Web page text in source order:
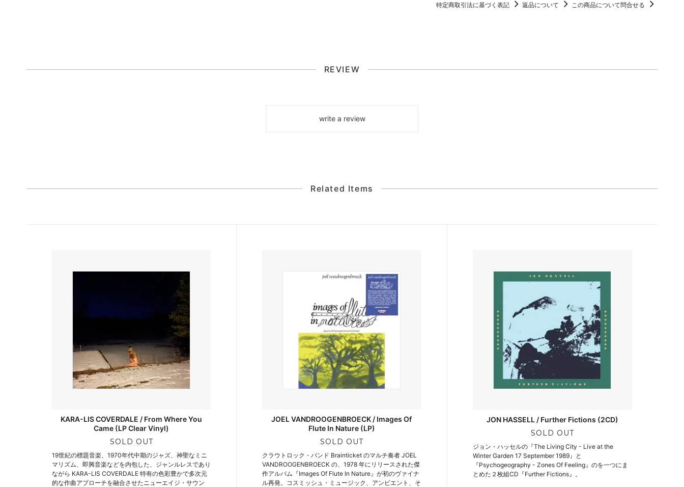
特定商取引法に基づく表記 返品について この商品について問合せる
REVIEW
write a review
Related Items
KARA-LIS COVERDALE / From Where You
Came (LP Clear Vinyl)
SOLD OUT
19世紀の標題音楽、1970年代中期のジャズ、神聖なミニ
マリズム、即興音楽などを内包した、ジャンルレスであり
ながら KARA-LIS COVERDALE 特有の色彩豊かで多次元
的な作曲アプローチを融合させたニューエイジ・サウン
JOEL VANDROOGENBROECK / Images Of
Flute In Nature (LP)
SOLD OUT
クラウトロック・バンド Brainticket のマルチ奏者 JOEL
VANDROOGENBROECK の、1978 年にリリースされた傑
作アルバム『Images Of Flute In Nature』が初のヴァイナ
ル再発。コスミッシュ・ミュージック、アンビエント、そ
JON HASSELL / Further Fictions (2CD)
SOLD OUT
ジョン・ハッセルの『The Living City - Live at the
Winter Garden 17 September 1989』と
『Psychogeography - Zones Of Feeling』のを一つにま
とめた２枚組CD『Further Fictions』。